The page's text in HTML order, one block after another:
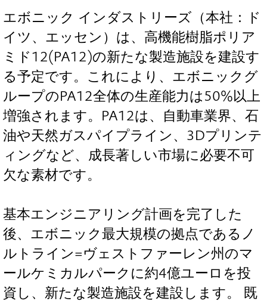
エボニック インダストリーズ（本社：ド
イツ、エッセン）は、高機能樹脂ポリア
ミド12(PA12)の新たな製造施設を建設す
る予定です。これにより、エボニックグ
ループのPA12全体の生産能力は50%以上
増強されます。PA12は、自動車業界、石
油や天然ガスパイプライン、3Dプリンテ
ィングなど、成長著しい市場に必要不可
欠な素材です。
基本エンジニアリング計画を完了した
後、エボニック最大規模の拠点であるノ
ルトライン=ヴェストファーレン州のマ
ールケミカルパークに約4億ユーロを投
資し、新たな製造施設を建設します。 既